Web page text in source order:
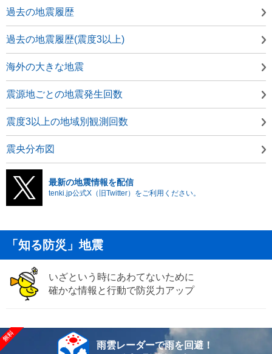
過去の地震履歴
過去の地震履歴(震度3以上)
海外の大きな地震
震源地ごとの地震発生回数
震度3以上の地域別観測回数
震央分布図
最新の地震情報を配信
tenki.jp公式X（旧Twitter）をご利用ください。
「知る防災」地震
いざという時にあわてないために
確かな情報と行動で防災力アップ
雨雲レーダーで雨を回避！